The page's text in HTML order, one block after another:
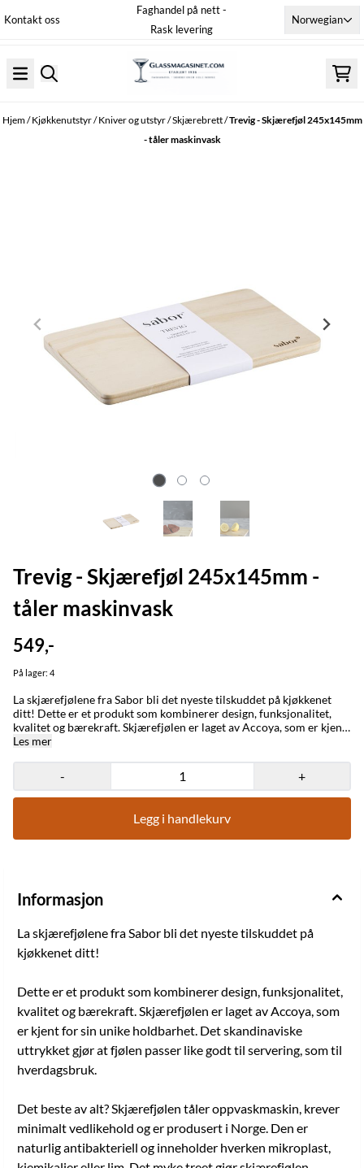
Hopp til innhold
Kontakt oss
Faghandel på nett -
Rask levering
Norwegian
Hjem/Kjøkkenutstyr/Kniver og utstyr/Skjærebrett/Trevig - Skjærefjøl 245x145mm
- tåler maskinvask
Trevig - Skjærefjøl 245x145mm -
tåler maskinvask
549,-
På lager: 4
La skjærefjølene fra Sabor bli det nyeste tilskuddet på kjøkkenet
ditt! Dette er et produkt som kombinerer design, funksjonalitet,
kvalitet og bærekraft. Skjærefjølen er laget av Accoya, som er kjent
for sin unike holdbarhet. Det skandinaviske uttrykket gjør at fjølen
er produsert i Norge. Den er naturlig antibakteriell og inneholder
hverken mikroplast, kjemikalier eller lim. Det myke treet gjør
hjelp av en prosess som er kjent for sin lave miljøbelastning. Det
foretas en modifisering av trevirket som vil forlenge levetiden,
miljøavtrykk.
Les mer
- +
Legg i handlekurv
Informasjon
La skjærefjølene fra Sabor bli det nyeste tilskuddet på
kjøkkenet ditt!
Dette er et produkt som kombinerer design, funksjonalitet,
kvalitet og bærekraft. Skjærefjølen er laget av Accoya, som
er kjent for sin unike holdbarhet. Det skandinaviske
uttrykket gjør at fjølen passer like godt til servering, som til
hverdagsbruk.
Det beste av alt? Skjærefjølen tåler oppvaskmaskin, krever
minimalt vedlikehold og er produsert i Norge. Den er
naturlig antibakteriell og inneholder hverken mikroplast,